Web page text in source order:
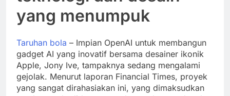
yang menumpuk
Taruhan bola – Impian OpenAI untuk membangun
gadget AI yang inovatif bersama desainer ikonik
Apple, Jony Ive, tampaknya sedang mengalami
gejolak. Menurut laporan Financial Times, proyek
yang sangat dirahasiakan ini, yang dimaksudkan